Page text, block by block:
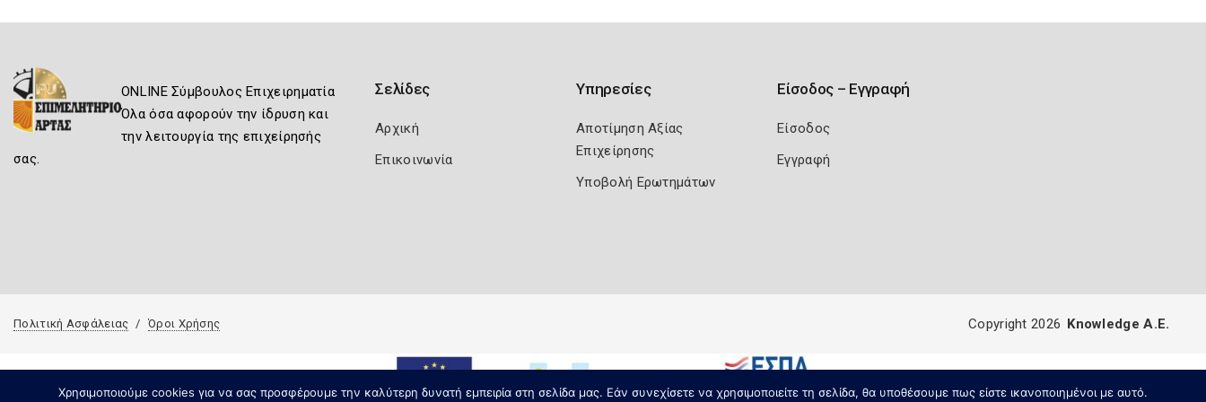
ONLINE Σύμβουλος Επιχειρηματία
Όλα όσα αφορούν την ίδρυση και
την λειτουργία της επιχείρησής
σας.
Σελίδες
Αρχική
Επικοινωνία
Υπηρεσίες
Αποτίμηση Αξίας
Επιχείρησης
Υποβολή Ερωτημάτων
Είσοδος – Εγγραφή
Είσοδος
Εγγραφή
Πολιτική Ασφάλειας Όροι Χρήσης
Χρησιμοποιούμε cookies για να σας προσφέρουμε την καλύτερη δυνατή εμπειρία στη σελίδα μας. Εάν συνεχίσετε να χρησιμοποιείτε τη σελίδα, θα υποθέσουμε πως είστε ικανοποιημένοι με αυτό.
Copyright 2026 Knowledge A.E.